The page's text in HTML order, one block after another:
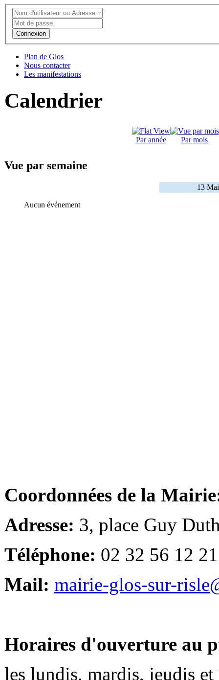
Connexion
Plan de Glos
Nous contacter
Les manifestations
Calendrier
Par année Par mois
Vue par semaine
13
Aucun événement
Coordonnées de la
Adresse: 3, place Guy
Téléphone: 02 32 56 12 21
Mail: mairie-glos-sur-
Horaires d'ouverture au
les lundis, mardis, jeudis et